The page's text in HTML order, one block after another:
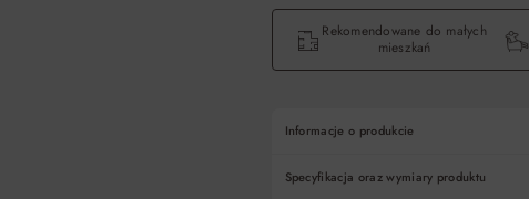
Rekomendowane do małych
mieszkań
Informacje o produkcie
Specyfikacja oraz wymiary produktu